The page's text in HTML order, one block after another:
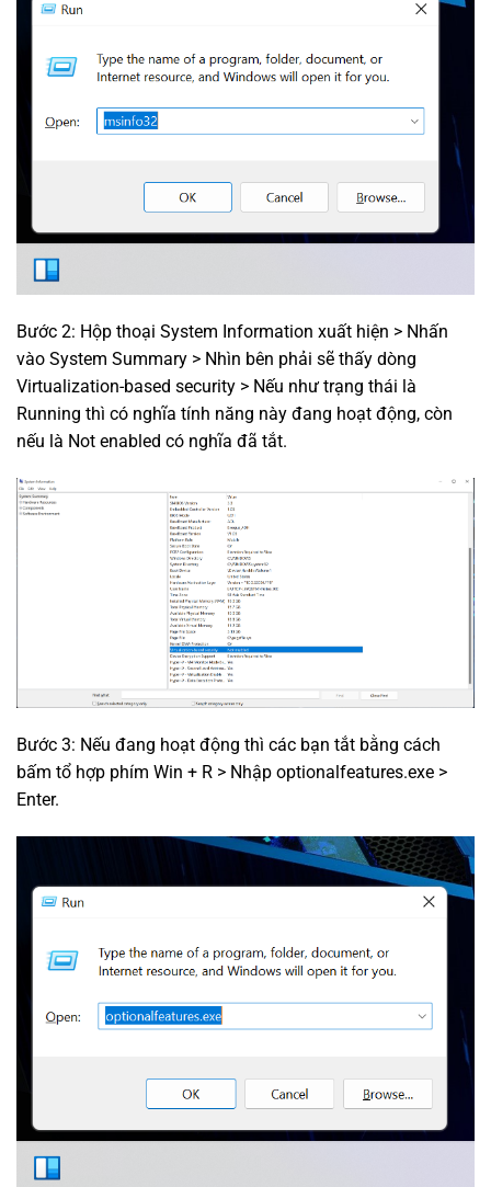
Bước 2: Hộp thoại System Information xuất hiện > Nhấn
vào System Summary > Nhìn bên phải sẽ thấy dòng
Virtualization-based security > Nếu như trạng thái là
Running thì có nghĩa tính năng này đang hoạt động, còn
nếu là Not enabled có nghĩa đã tắt.
Bước 3: Nếu đang hoạt động thì các bạn tắt bằng cách
bấm tổ hợp phím Win + R > Nhập optionalfeatures.exe >
Enter.